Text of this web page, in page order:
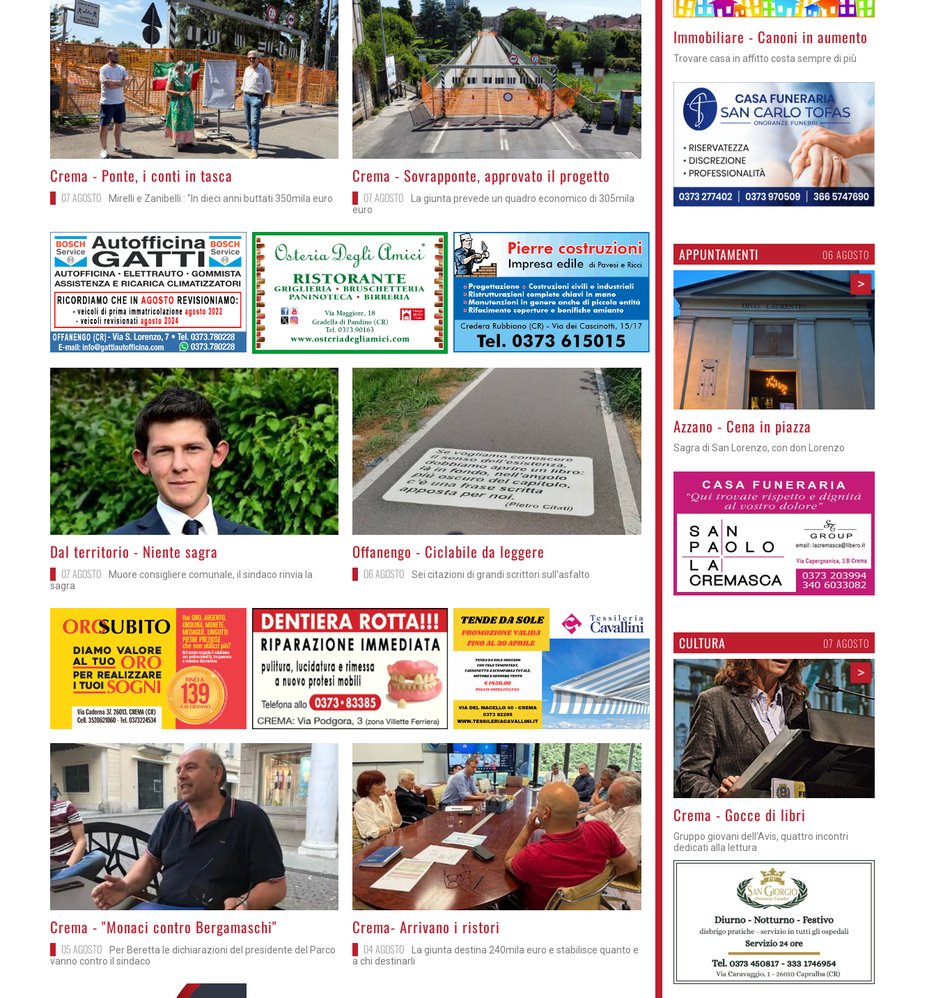
>
Crema - Ponte, i conti in tasca
07 AGOSTO Mirelli e Zanibelli : "In dieci anni buttati 350mila euro
>
Crema - Sovrapponte, approvato il progetto
07 AGOSTO
La giunta prevede un quadro economico di 305mila
euro
>
Dal territorio - Niente sagra
07 AGOSTO
Muore consigliere comunale, il sindaco rinvia la
sagra
>
Offanengo - Ciclabile da leggere
06 AGOSTO Sei citazioni di grandi scrittori sull'asfalto
>
Crema - "Monaci contro Bergamaschi"
05 AGOSTO
Per Beretta le dichiarazioni del presidente del Parco
vanno contro il sindaco
>
Crema- Arrivano i ristori
04 AGOSTO
La giunta destina 240mila euro e stabilisce quanto e
a chi destinarli
>Immobiliare - Canoni in aumento
Trovare casa in affitto costa sempre di più
APPUNTAMENTI 06 AGOSTO
>
Gli appuntamenti fino a sabato
Cosa fare questi giorni nel Cremasco
CULTURA 07 AGOSTO
>
Crema - Gocce di libri
Gruppo giovani dell'Avis, quattro incontri
dedicati alla lettura